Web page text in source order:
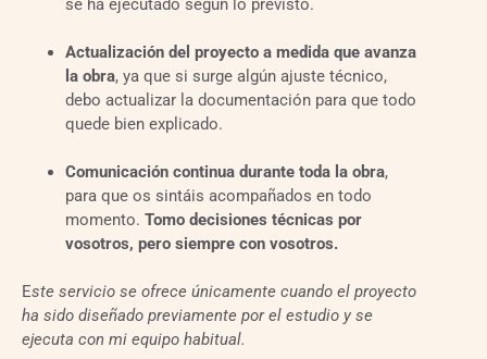
se ha ejecutado según lo previsto.
Actualización del proyecto a medida que avanza
la obra, ya que si surge algún ajuste técnico,
debo actualizar la documentación para que todo
quede bien explicado.
Comunicación continua durante toda la obra,
para que os sintáis acompañados en todo
momento. Tomo decisiones técnicas por
vosotros, pero siempre con vosotros.
Este servicio se ofrece únicamente cuando el proyecto
ha sido diseñado previamente por el estudio y se
ejecuta con mi equipo habitual.